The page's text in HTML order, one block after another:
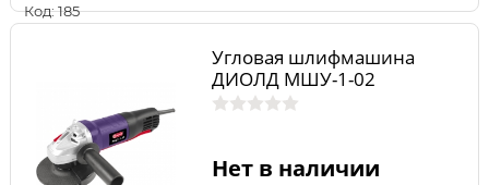
Код: 185
Угловая шлифмашина
ДИОЛД МШУ-1-02
Нет в наличии